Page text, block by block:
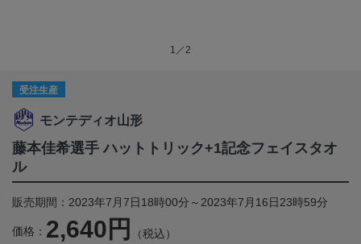
1／2
受注生産
モンテディオ山形
藤本佳希選手 ハットトリック+1記念フェイスタオ
ル
販売期間：2023年7月7日18時00分～2023年7月16日23時59分
価格： 2,640円 （税込）